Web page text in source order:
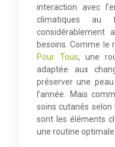
interaction avec
climatiques au
considérablement
besoins. Comme le
Pour Tous, une
adaptée aux
préserver une
l’année. Mais
soins cutanés selon
sont les éléments
une routine optimale